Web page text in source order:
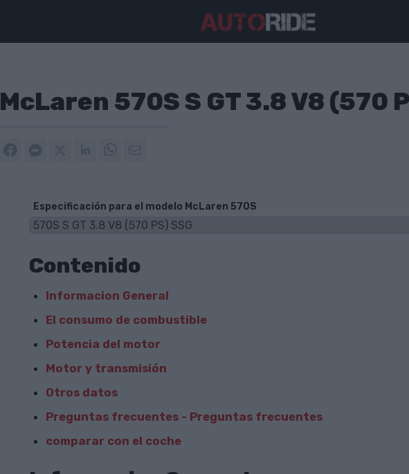
McLaren 570S S GT 3.8 V8 (570
Especificación para el modelo McLaren 570S
Contenido
Informacion General
El consumo de combustible
Potencia del motor
Motor y transmisión
Otros datos
Preguntas frecuentes - Preguntas frecuentes
comparar con el coche